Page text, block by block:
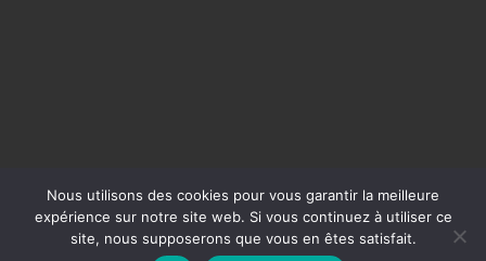
Writer WordPress Theme©rédactrice.com 2025 -
Nous utilisons des cookies pour vous garantir la meilleure
expérience sur notre site web. Si vous continuez à utiliser ce
site, nous supposerons que vous en êtes satisfait.